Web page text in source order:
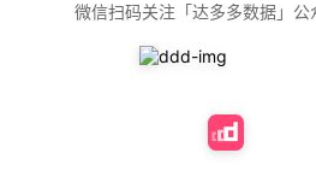
微信扫码关注「达多多数据」公
【净浮生】油污
重油污去油王污
衣粉轻松搓洗去
污渍除菌除螨3倍